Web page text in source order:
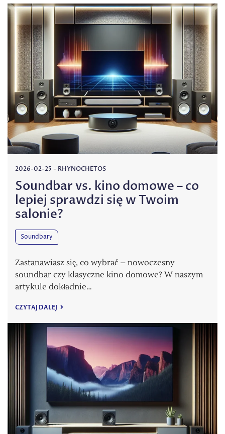
2026-02-25 - RHYNOCHETOS
Soundbar vs. kino domowe – co
lepiej sprawdzi się w Twoim
salonie?
Soundbary
Zastanawiasz się, co wybrać – nowoczesny
soundbar czy klasyczne kino domowe? W naszym
artykule dokładnie…
CZYTAJ DALEJ